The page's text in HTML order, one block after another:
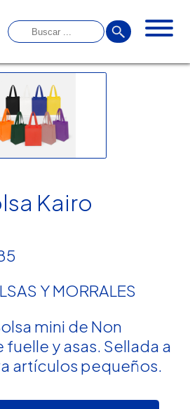
Kairo
Y MORRALES
mini de Non
y asas. Sellada a
artículos pequeños.